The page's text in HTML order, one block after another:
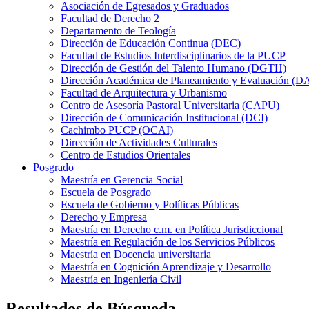
Asociación de Egresados y Graduados
Facultad de Derecho 2
Departamento de Teología
Dirección de Educación Continua (DEC)
Facultad de Estudios Interdisciplinarios de la PUCP
Dirección de Gestión del Talento Humano (DGTH)
Dirección Académica de Planeamiento y Evaluación
Facultad de Arquitectura y Urbanismo
Centro de Asesoría Pastoral Universitaria (CAPU)
Dirección de Comunicación Institucional (DCI)
Cachimbo PUCP (OCAI)
Dirección de Actividades Culturales
Centro de Estudios Orientales
Posgrado
Maestría en Gerencia Social
Escuela de Posgrado
Escuela de Gobierno y Políticas Públicas
Derecho y Empresa
Maestría en Derecho c.m. en Política Jurisdiccional
Maestría en Regulación de los Servicios Públicos
Maestría en Docencia universitaria
Maestría en Cognición Aprendizaje y Desarrollo
Maestría en Ingeniería Civil